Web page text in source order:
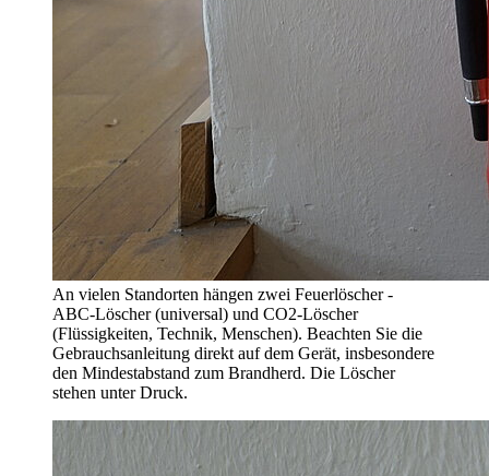
An vielen Standorten hängen zwei Feuerlöscher -
ABC-Löscher (universal) und CO2-Löscher
(Flüssigkeiten, Technik, Menschen). Beachten Sie die
Gebrauchsanleitung direkt auf dem Gerät, insbesondere
den Mindestabstand zum Brandherd. Die Löscher
stehen unter Druck.